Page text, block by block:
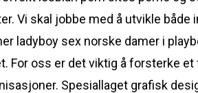
Vi skal jobbe med å utvikle
ladyboy sex norske damer i
For oss er det viktig å forsterke
Spesiallaget grafisk